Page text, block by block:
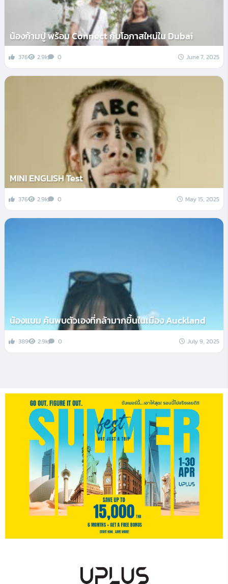
น้องก้ามปู พร้อม Connect กับโอกาสใหม่ใน Dubai
376 2.9k 0 June 7, 2025
MINI ENGLISH Test
376 2.9k 0 May 15, 2025
น้องแบม ค้นพบตัวเองที่กล้ามากขึ้นในเมือง Auckland
389 2.9k 0 July 9, 2025